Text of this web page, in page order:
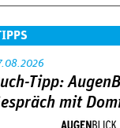
Tipp:
mit